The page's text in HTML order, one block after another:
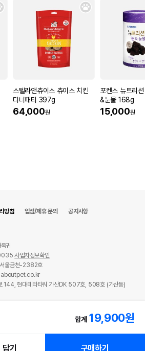
스텔라앤츄이스 츄이스 치킨
디너패티 397g
64,000원
포켄스 뉴트리
&눈물 168g
15,000원
합계 19,900원
기 구매하기
방침 입점/제휴 문의 공지사항
귀
사업자정보확인
울금천-2382호
144, 현대테라타워 가산DK 507호, 508호 (가산동)